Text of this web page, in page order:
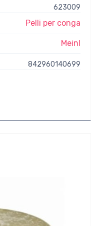
623009
Pelli per conga
Meinl
842960140699